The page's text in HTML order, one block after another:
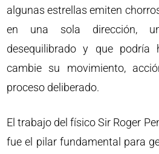
algunas estrellas emiten
en una sola dirección,
desequilibrado y que podría
cambie su movimiento,
proceso deliberado.
El trabajo del físico Sir Roger
fue el pilar fundamental para